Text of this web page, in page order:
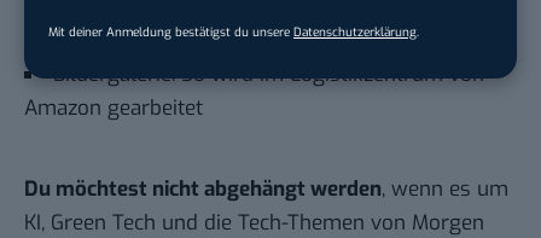
Mit deiner Anmeldung bestätigst du unsere Datenschutzerklärung.
Kunden an Amazon verliert
Bildergalerie: So wird im Logistikzentrum von
Amazon gearbeitet
Du möchtest nicht abgehängt werden, wenn es um
KI, Green Tech und die Tech-Themen von Morgen